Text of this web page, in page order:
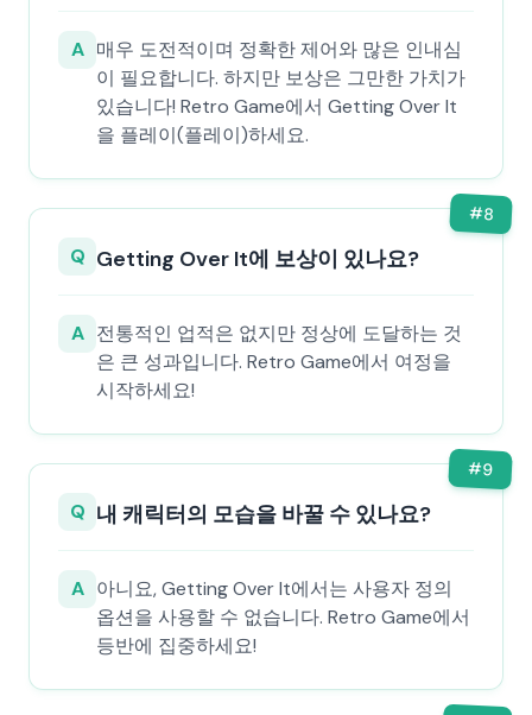
A 매우 도전적이며 정확한 제어와 많은 인내심
이 필요합니다. 하지만 보상은 그만한 가치가
있습니다! Retro Game에서 Getting Over It
을 플레이(플레이)하세요.
#8
Q Getting Over It에 보상이 있나요?
A 전통적인 업적은 없지만 정상에 도달하는 것
은 큰 성과입니다. Retro Game에서 여정을
시작하세요!
#9
Q 내 캐릭터의 모습을 바꿀 수 있나요?
A 아니요, Getting Over It에서는 사용자 정의
옵션을 사용할 수 없습니다. Retro Game에서
등반에 집중하세요!